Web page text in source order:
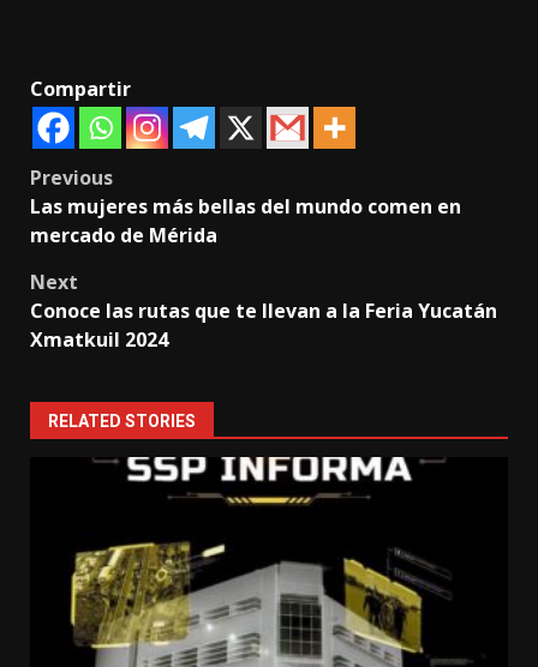
Compartir
Post
navigation
Previous
Las mujeres más bellas del mundo comen en
mercado de Mérida
Next
Conoce las rutas que te llevan a la Feria Yucatán
Xmatkuil 2024
RELATED STORIES